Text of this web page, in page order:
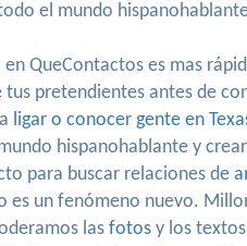
el mundo
QueContactos es mas
tus pretendientes antes de
ligar o conocer gente en
hispanohablante y
para buscar relaciones de
es un fenómeno nuevo.
las fotos y los